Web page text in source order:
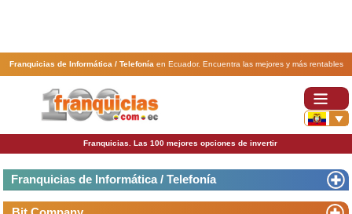
Franquicias de Informática / Telefonía en Ecuador. Encuentra las mejores y más rentables
franquicias de Informática / Telefonía . Abre tu negocio a través de una franquicia barata,
rentable y segura.
Franquicias. Las 100 mejores opciones de invertir
Franquicias de Informática / Telefonía